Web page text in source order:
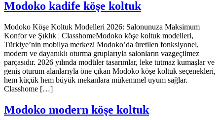
Modoko kadife köşe koltuk
Modoko Köşe Koltuk Modelleri 2026: Salonunuza Maksimum
Konfor ve Şıklık | ClasshomeModoko köşe koltuk modelleri,
Türkiye’nin mobilya merkezi Modoko’da üretilen fonksiyonel,
modern ve dayanıklı oturma gruplarıyla salonların vazgeçilmez
parçasıdır. 2026 yılında modüler tasarımlar, leke tutmaz kumaşlar ve
geniş oturum alanlarıyla öne çıkan Modoko köşe koltuk seçenekleri,
hem küçük hem büyük mekanlara mükemmel uyum sağlar.
Classhome […]
Modoko modern köşe koltuk